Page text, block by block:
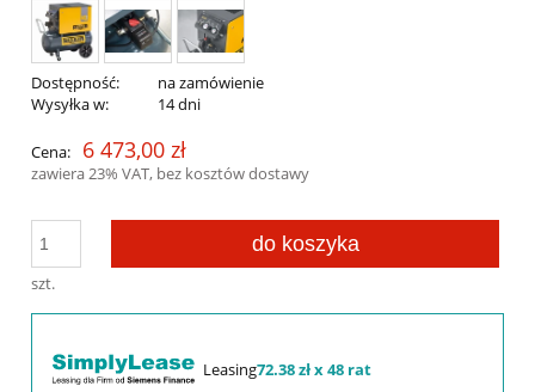
Dostępność:
na zamówienie
Wysyłka w:
14 dni
Cena: 6 473,00 zł
zawiera 23% VAT, bez kosztów dostawy
szt.
do koszyka
Leasing72.38 zł x 48 rat